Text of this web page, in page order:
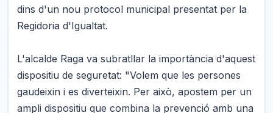
dins d'un nou protocol municipal presentat per la
Regidoria d'Igualtat.
L'alcalde Raga va subratllar la importància d'aquest
dispositiu de seguretat: "Volem que les persones
gaudeixin i es diverteixin. Per això, apostem per un
ampli dispositiu que combina la prevenció amb una